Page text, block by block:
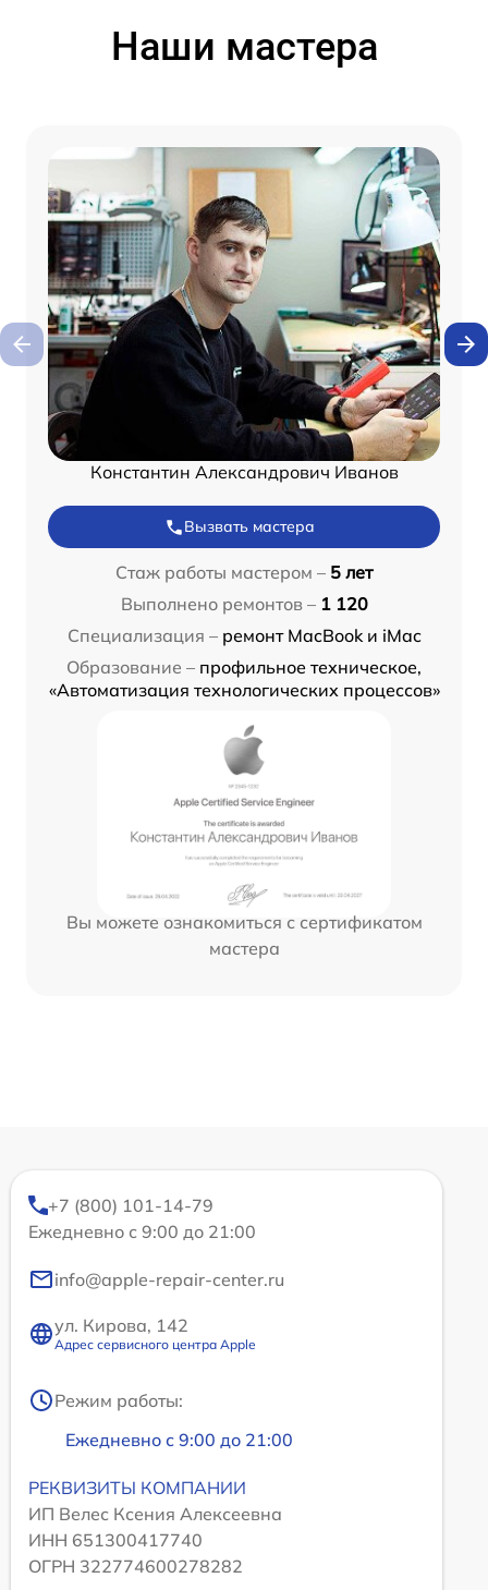
Наши мастера
Константин Александрович Иванов
Вызвать мастера
Стаж работы мастером – 5 лет
Выполнено ремонтов – 1 120
Специализация – ремонт MacBook и iMac
Образование – профильное техническое,
«Автоматизация технологических процессов»
Вы можете ознакомиться с сертификатом
мастера
+7 (800) 101-14-79
Ежедневно с 9:00 до 21:00
info@apple-repair-center.ru
ул. Кирова, 142
Адрес сервисного центра Apple
Режим работы:
Ежедневно с 9:00 до 21:00
РЕКВИЗИТЫ КОМПАНИИ
ИП Велес Ксения Алексеевна
ИНН 651300417740
ОГРН 322774600278282